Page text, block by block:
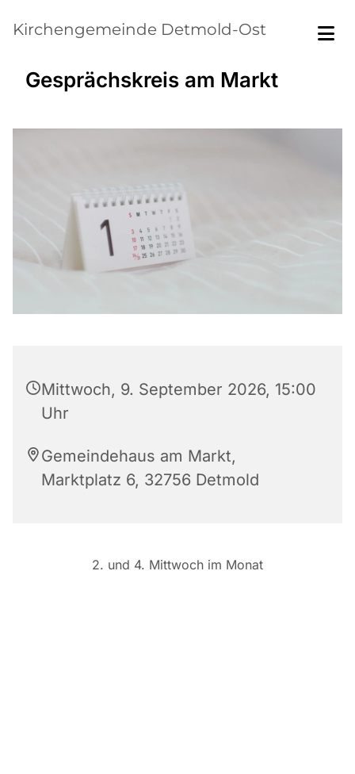
Kirchengemeinde Detmold-Ost
Gesprächskreis am Markt
Mittwoch, 9. September 2026, 15:00
Uhr
Gemeindehaus am Markt,
Marktplatz 6, 32756 Detmold
2. und 4. Mittwoch im Monat